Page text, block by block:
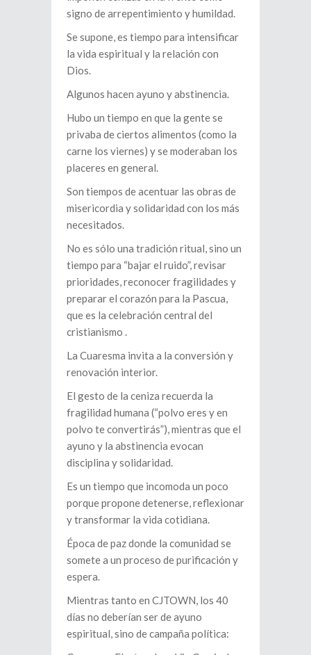
signo de arrepentimiento y humildad.
Se supone, es tiempo para intensificar
la vida espiritual y la relación con
Dios.
Algunos hacen ayuno y abstinencia.
Hubo un tiempo en que la gente se
privaba de ciertos alimentos (como la
carne los viernes) y se moderaban los
placeres en general.
Son tiempos de acentuar las obras de
misericordia y solidaridad con los más
necesitados.
No es sólo una tradición ritual, sino un
tiempo para “bajar el ruido”, revisar
prioridades, reconocer fragilidades y
preparar el corazón para la Pascua,
que es la celebración central del
cristianismo .
La Cuaresma invita a la conversión y
renovación interior.
El gesto de la ceniza recuerda la
fragilidad humana (“polvo eres y en
polvo te convertirás”), mientras que el
ayuno y la abstinencia evocan
disciplina y solidaridad.
Es un tiempo que incomoda un poco
porque propone detenerse, reflexionar
y transformar la vida cotidiana.
Época de paz donde la comunidad se
somete a un proceso de purificación y
espera.
Mientras tanto en CJTOWN, los 40
días no deberían ser de ayuno
espiritual, sino de campaña política: